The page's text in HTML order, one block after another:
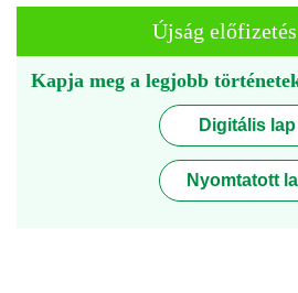
Újság előfizetés
Kapja meg a legjobb
Digitális lap
Nyomtatott